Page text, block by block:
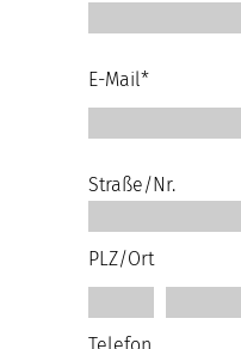
E-Mail*
Straße/Nr.
PLZ/Ort